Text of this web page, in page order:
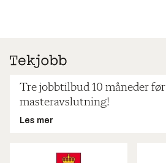
Tre jobbtilbud 10 måneder før
masteravslutning!
Les mer